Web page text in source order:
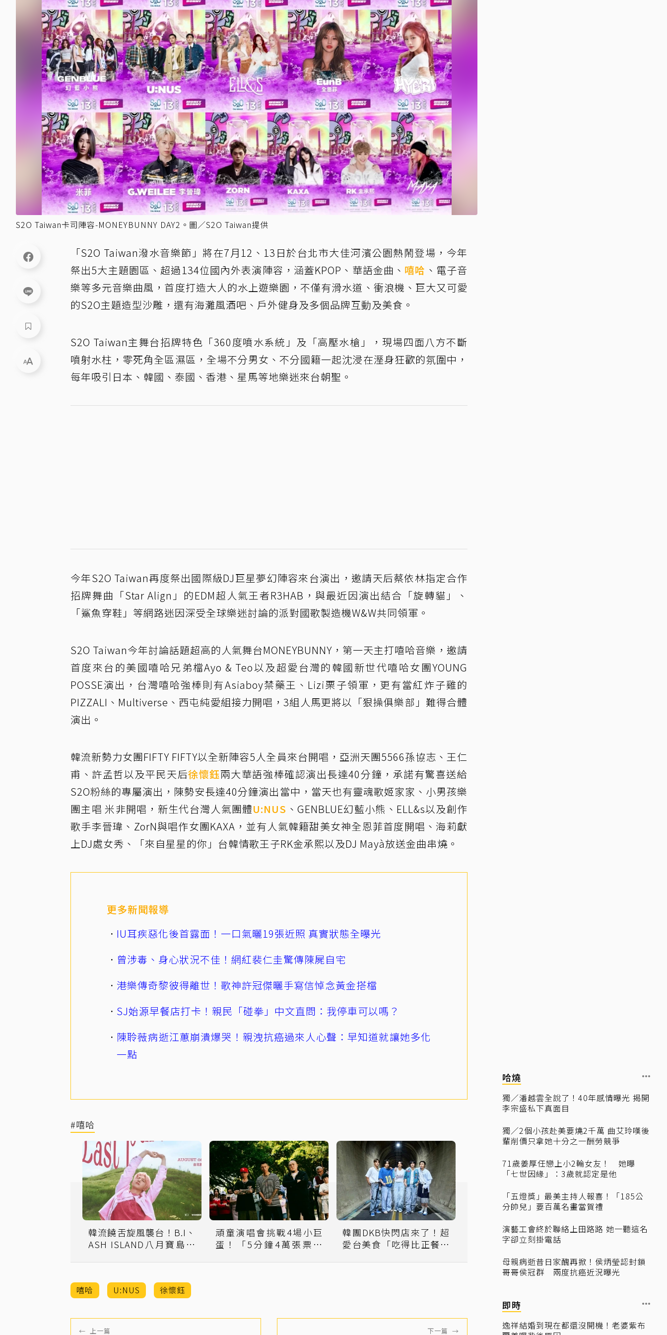
S2O Taiwan卡司陣容-MONEYBUNNY DAY2。圖／S2O Taiwan提供
「S2O Taiwan潑水音樂節」將在7月12、13日於台北市大佳河濱公園熱鬧登場，今年
祭出5大主題園區、超過134位國內外表演陣容，涵蓋KPOP、華語金曲、 嘻哈 、電子音
樂等多元音樂曲風，首度打造大人的水上遊樂園，不僅有滑水道、衝浪機、巨大又可愛
的S2O主題造型沙雕，還有海灘風酒吧、戶外健身及多個品牌互動及美食。
S2O Taiwan主舞台招牌特色「360度噴水系統」及「高壓水槍」，現場四面八方不斷
噴射水柱，零死角全區濕區，全場不分男女、不分國籍一起沈浸在溼身狂歡的氛圍中，
每年吸引日本、韓國、泰國、香港、星馬等地樂迷來台朝聖。
今年S2O Taiwan再度祭出國際級DJ巨星夢幻陣容來台演出，邀請天后蔡依林指定合作
招牌舞曲「Star Align」的EDM超人氣王者R3HAB，與最近因演出結合「旋轉貓」、
「鯊魚穿鞋」等網路迷因深受全球樂迷討論的派對國歌製造機W&W共同領軍。
S2O Taiwan今年討論話題超高的人氣舞台MONEYBUNNY，第一天主打嘻哈音樂，邀請
首度來台的美國嘻哈兄弟檔Ayo & Teo以及超愛台灣的韓國新世代嘻哈女團YOUNG
POSSE演出，台灣嘻哈強棒則有Asiaboy禁藥王、Lizi栗子領軍，更有當紅炸子雞的
PIZZALI、Multiverse、西屯純愛組接力開唱，3組人馬更將以「狠操俱樂部」難得合體
演出。
韓流新勢力女團FIFTY FIFTY以全新陣容5人全員來台開唱，亞洲天團5566孫協志、王仁
甫、許孟哲以及平民天后徐懷鈺兩大華語強棒確認演出長達40分鐘，承諾有驚喜送給
S2O粉絲的專屬演出，陳勢安長達40分鐘演出當中，當天也有靈魂歌姬家家、小男孩樂
團主唱 米非開唱，新生代台灣人氣團體U:NUS 、GENBLUE幻藍小熊、ELL&s以及創作
歌手李晉瑋、ZorN與唱作女團KAXA，並有人氣韓籍甜美女神全恩菲首度開唱、海莉獻
上DJ處女秀、「來自星星的你」台韓情歌王子RK金承熙以及DJ Mayà放送金曲串燒。
更多新聞報導
IU耳疾惡化後首露面！一口氣曬19張近照 真實狀態全曝光
曾涉毒、身心狀況不佳！網紅裴仁圭驚傳陳屍自宅
港樂傳奇黎彼得離世！歌神許冠傑曬手寫信悼念黃金搭檔
SJ始源早餐店打卡！親民「碰拳」中文直問：我停車可以嗎？
陳聆薇病逝江蕙崩潰爆哭！親洩抗癌過來人心聲：早知道就讓她多化
一點
#嘻哈
韓流饒舌旋風襲台！B.I、
ASH ISLAND八月寶島接
頑童演唱會挑戰4場小巨
蛋！「5分鐘4萬張票賣
韓團DKB快閃店來了！超
愛台美食「吃得比正餐還
嘻哈 U:NUS 徐懷鈺
← 上一篇 下一篇 →
哈燒
獨／潘越雲全說了！40年感情曝光 揭開
李宗盛私下真面目
獨／2個小孩赴美要燒2千萬 曲艾玲嘆後
輩削價只拿她十分之一酬勞競爭
71歲姜厚任戀上小2輪女友！ 她曝
「七世因緣」：3歲就認定是他
「五燈獎」最美主持人報喜！「185公
分帥兒」要百萬名畫當賀禮
演藝工會終於聯絡上田路路 她一聽這名
字卻立刻掛電話
母親病逝昔日家醜再掀！侯炳瑩認封鎖
哥哥侯冠群 兩度抗癌近況曝光
即時
逸祥結婚到現在都還沒開機！老婆紫布